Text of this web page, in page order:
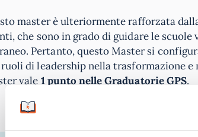
master è ulteriormente rafforzata
che sono in grado di guidare le scuole
Pertanto, questo Master si
di leadership nella trasformazione
vale 1 punto nelle Graduatorie GPS.